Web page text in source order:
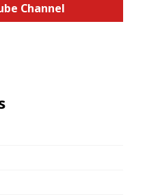
Channel